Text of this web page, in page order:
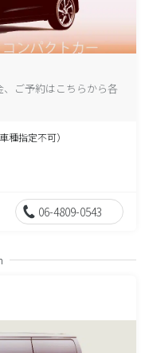
ご予約はこちらから各
指定不可）
06-4809-0543